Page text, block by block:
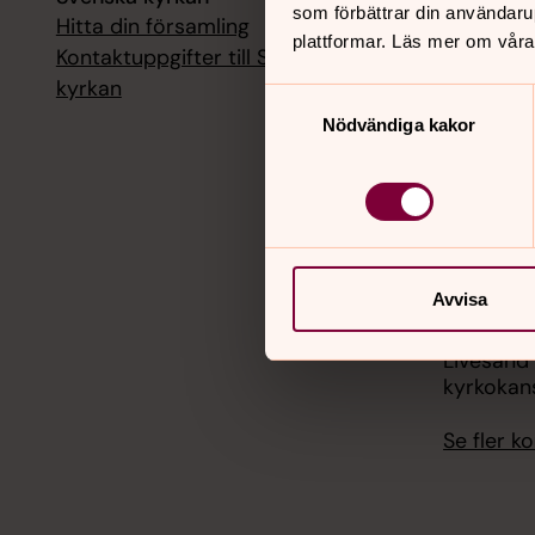
som förbättrar din
plattformar. Läs mer om
Nödvändiga kakor
Avvisa
Hitta din församling
Kontaktuppgifter till Svenska
kyrkan
1
Se fler